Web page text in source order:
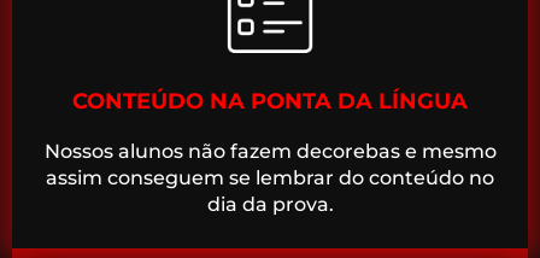
CONTEÚDO NA PONTA DA LÍNGUA
Nossos alunos não fazem decorebas e mesmo
assim conseguem se lembrar do conteúdo no
dia da prova.